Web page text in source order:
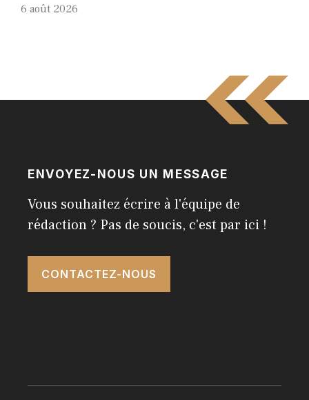
6 août 2026
ENVOYEZ-NOUS UN MESSAGE
Vous souhaitez écrire à l'équipe de
rédaction ? Pas de soucis, c'est par ici !
CONTACTEZ-NOUS